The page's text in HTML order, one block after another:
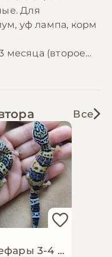
Для
уф лампа, корм
месяца (второе
Все
Еублефары 3-4 месяца